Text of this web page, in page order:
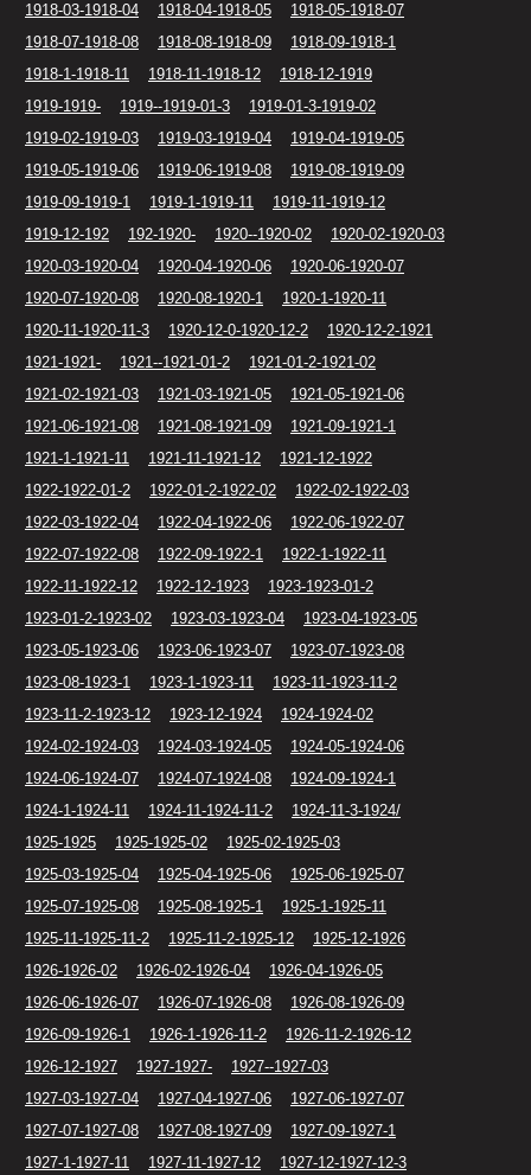
1918-03-1918-04
1918-04-1918-05
1918-05-1918-07
1918-07-1918-08
1918-08-1918-09
1918-09-1918-1
1918-1-1918-11
1918-11-1918-12
1918-12-1919
1919-1919-
1919--1919-01-3
1919-01-3-1919-02
1919-02-1919-03
1919-03-1919-04
1919-04-1919-05
1919-05-1919-06
1919-06-1919-08
1919-08-1919-09
1919-09-1919-1
1919-1-1919-11
1919-11-1919-12
1919-12-192
192-1920- 1920--1920-02
1920-02-1920-03
1920-03-1920-04
1920-04-1920-06
1920-06-1920-07
1920-07-1920-08
1920-08-1920-1
1920-1-1920-11
1920-11-1920-11-3
1920-12-0-1920-12-2
1920-12-2-1921
1921-1921-
1921--1921-01-2
1921-01-2-1921-02
1921-02-1921-03
1921-03-1921-05
1921-05-1921-06
1921-06-1921-08
1921-08-1921-09
1921-09-1921-1
1921-1-1921-11
1921-11-1921-12
1921-12-1922
1922-1922-01-2
1922-01-2-1922-02
1922-02-1922-03
1922-03-1922-04
1922-04-1922-06
1922-06-1922-07
1922-07-1922-08
1922-09-1922-1
1922-1-1922-11
1922-11-1922-12
1922-12-1923
1923-1923-01-2
1923-01-2-1923-02
1923-03-1923-04
1923-04-1923-05
1923-05-1923-06
1923-06-1923-07
1923-07-1923-08
1923-08-1923-1
1923-1-1923-11
1923-11-1923-11-2
1923-11-2-1923-12
1923-12-1924
1924-1924-02
1924-02-1924-03
1924-03-1924-05
1924-05-1924-06
1924-06-1924-07
1924-07-1924-08
1924-09-1924-1
1924-1-1924-11
1924-11-1924-11-2
1924-11-3-1924/
1925-1925
1925-1925-02
1925-02-1925-03
1925-03-1925-04
1925-04-1925-06
1925-06-1925-07
1925-07-1925-08
1925-08-1925-1
1925-1-1925-11
1925-11-1925-11-2
1925-11-2-1925-12
1925-12-1926
1926-1926-02
1926-02-1926-04
1926-04-1926-05
1926-06-1926-07
1926-07-1926-08
1926-08-1926-09
1926-09-1926-1
1926-1-1926-11-2
1926-11-2-1926-12
1926-12-1927
1927-1927-
1927--1927-03
1927-03-1927-04
1927-04-1927-06
1927-06-1927-07
1927-07-1927-08
1927-08-1927-09
1927-09-1927-1
1927-1-1927-11
1927-11-1927-12 1927-12-1927-12-3